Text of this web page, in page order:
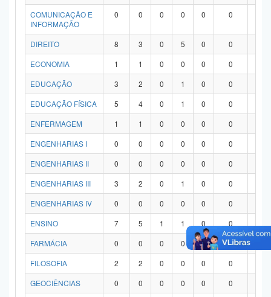
COMUNICAÇÃO E
INFORMAÇÃO
0 0 0 0 0 0
DIREITO 8 3 0 5 0 0
ECONOMIA
1 1 0 0 0 0
EDUCAÇÃO
3 2 0 1 0 0
EDUCAÇÃO FÍSICA
5 4 0 1 0 0
ENFERMAGEM
1 1 0 0 0 0
ENGENHARIAS I
0 0 0 0 0 0
ENGENHARIAS II
0 0 0 0 0 0
ENGENHARIAS III
3 2 0 1 0 0
ENGENHARIAS IV
0 0 0 0 0 0
ENSINO
7 5 1 1 0 0
FARMÁCIA
0 0 0 0 0 0
FILOSOFIA
2 2 0 0 0 0
GEOCIÊNCIAS
0 0 0 0 0 0